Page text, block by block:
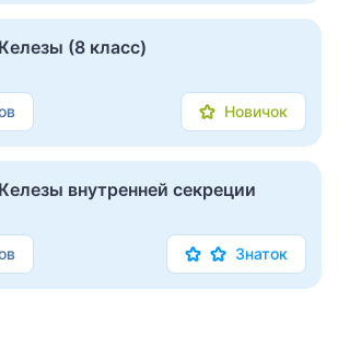
(8 класс)
Новичок
внутренней секреции
Знаток